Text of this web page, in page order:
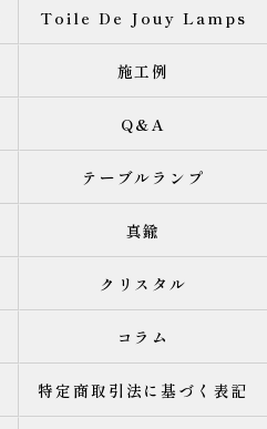
Toile De Jouy Lamps
施工例
Q&A
テーブルランプ
真鍮
クリスタル
コラム
特定商取引法に基づく表記